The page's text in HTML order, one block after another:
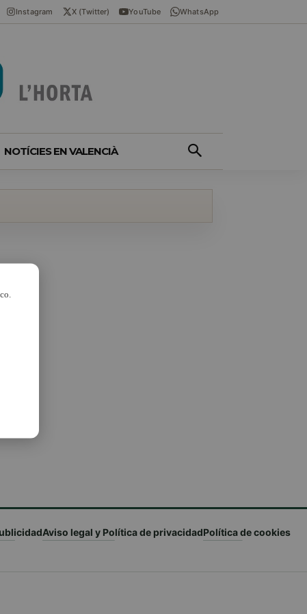
Instagram X (Twitter) YouTube WhatsApp
NOTÍCIES EN VALENCIÀ
Aviso legal y Política de privacidadPolítica de cookies